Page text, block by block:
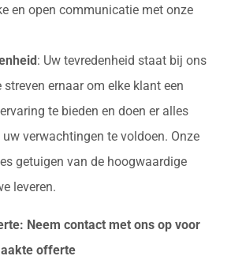
en open communicatie met onze
: Uw tevredenheid staat bij ons
streven ernaar om elke klant een
te bieden en doen er alles
verwachtingen te voldoen. Onze
getuigen van de hoogwaardige
leveren.
Neem contact met ons op voor
offerte